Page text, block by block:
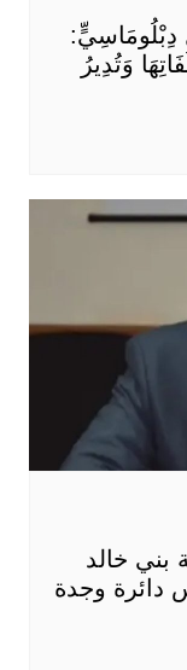
دِبْلُومَاسِيٍّ:
وَتُدِيرُ
خالد
دائرة وجدة